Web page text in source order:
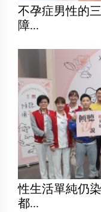
不孕症男性的
障...
性生活單純仍
都...